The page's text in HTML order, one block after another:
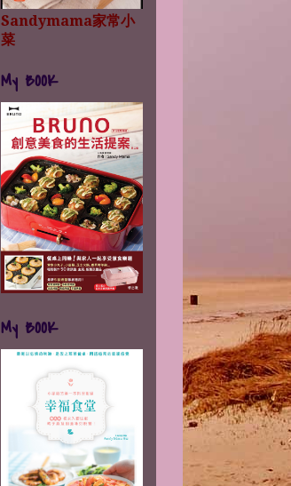
Sandymama家常小
菜
My BOOK
My BOOK